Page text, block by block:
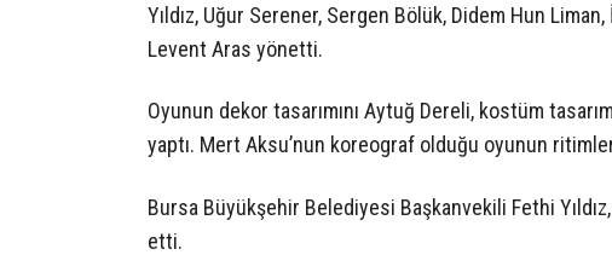
Yıldız, Uğur Serener, Sergen Bölük, Didem Hun
Levent Aras yönetti.
Oyunun dekor tasarımını Aytuğ Dereli, kostüm
yaptı. Mert Aksu’nun koreograf olduğu oyunun
Bursa Büyükşehir Belediyesi Başkanvekili Fethi
etti.